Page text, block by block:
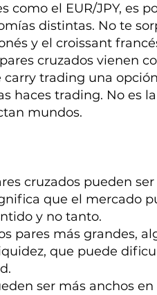
como el EUR/JPY, es
distintas. No te
y el croissant
cruzados vienen
trading una
haces trading. No es
mundos.
cruzados pueden
que el mercado
y no tanto.
pares más grandes,
que puede
ser más anchos